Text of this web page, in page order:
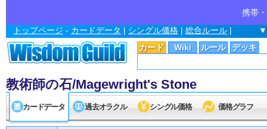
携帯
カード Wiki ルール デッキ
トップページ - カードデータ | シングル価格 | 総合ルール |
教術師の石/Magewright's Stone
カードデータ 過去オラクル シングル価格 価格グラフ